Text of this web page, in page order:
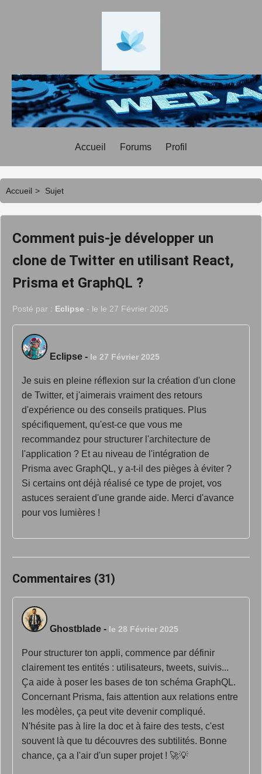
Accueil Forums Profil
Accueil > Sujet
Comment puis-je développer un
clone de Twitter en utilisant React,
Prisma et GraphQL ?
Posté par : Eclipse - le le 27 Février 2025
Eclipse - le 27 Février 2025
Je suis en pleine réflexion sur la création d'un clone
de Twitter, et j'aimerais vraiment des retours
d'expérience ou des conseils pratiques. Plus
spécifiquement, qu'est-ce que vous me
recommandez pour structurer l'architecture de
l'application ? Et au niveau de l'intégration de
Prisma avec GraphQL, y a-t-il des pièges à éviter ?
Si certains ont déjà réalisé ce type de projet, vos
astuces seraient d'une grande aide. Merci d'avance
pour vos lumières !
Commentaires (31)
Ghostblade - le 28 Février 2025
Pour structurer ton appli, commence par définir
clairement tes entités : utilisateurs, tweets, suivis...
Ça aide à poser les bases de ton schéma GraphQL.
Concernant Prisma, fais attention aux relations entre
les modèles, ça peut vite devenir compliqué.
N'hésite pas à lire la doc et à faire des tests, c'est
souvent là que tu découvres des subtilités. Bonne
chance, ça a l'air d'un super projet ! 🚀💡